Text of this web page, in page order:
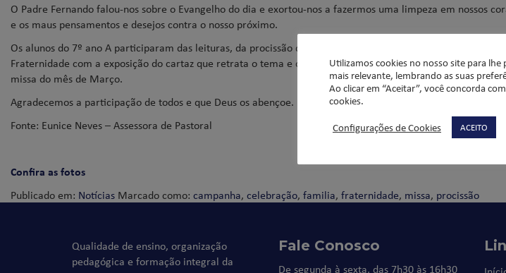
O Padre Fernando falou-nos sobre o Evangelho do dia e exortou-nos a fazermos uma limpeza em nossos
e os maus pensamentos e desejos contra o nosso próximo.
Os alunos do 7º ano A participaram das leituras, da procissão do ofertório e também da leitura de um
Fraternidade com a exposição do cartaz que retrata o tema e o lema da Campanha. A celebração foi
missa do mês de Março.
Agradecemos a participação de todos e que Deus os abençoe.
Fonte: Eunice Neves – Assessora de Pastoral
Confira as fotos
Publicado em: Notícias Marcado como: campanha, celebração, familia, fraternidade, missa, procissão
Qualidade de ensino, organização
pedagógica e formação integral da
Fale Conosco
De segunda à sexta, das 7h30 às 16h30
Utilizamos cookies no nosso site para
mais relevante, lembrando as suas
Ao clicar em “Aceitar”, você concorda
cookies.
Configurações de Cookies
ACEITO